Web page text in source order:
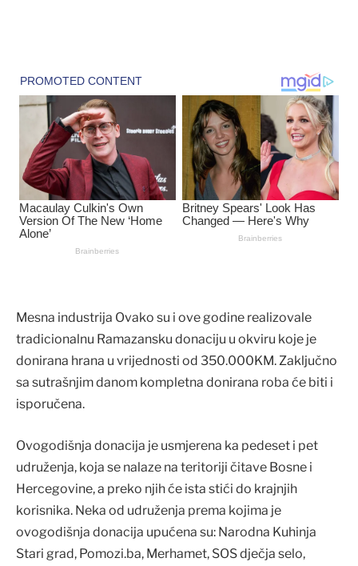
Mesna industrija Ovako su i ove godine realizovale
tradicionalnu Ramazansku donaciju u okviru koje je
donirana hrana u vrijednosti od 350.000KM. Zaključno
sa sutrašnjim danom kompletna donirana roba će biti i
isporučena.
Ovogodišnja donacija je usmjerena ka pedeset i pet
udruženja, koja se nalaze na teritoriji čitave Bosne i
Hercegovine, a preko njih će ista stići do krajnjih
korisnika. Neka od udruženja prema kojima je
ovogodišnja donacija upućena su: Narodna Kuhinja
Stari grad, Pomozi.ba, Merhamet, SOS dječja selo,